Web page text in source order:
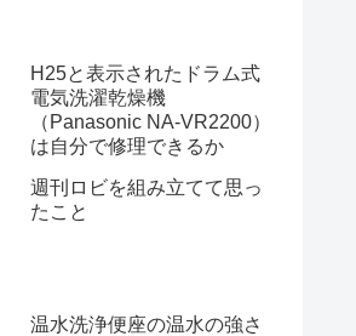
H25と表示されたドラム式
電気洗濯乾燥機
（Panasonic NA-VR2200）
は自分で修理できるか
週刊ロビを組み立てて思っ
たこと
温水洗浄便座の温水の強さ